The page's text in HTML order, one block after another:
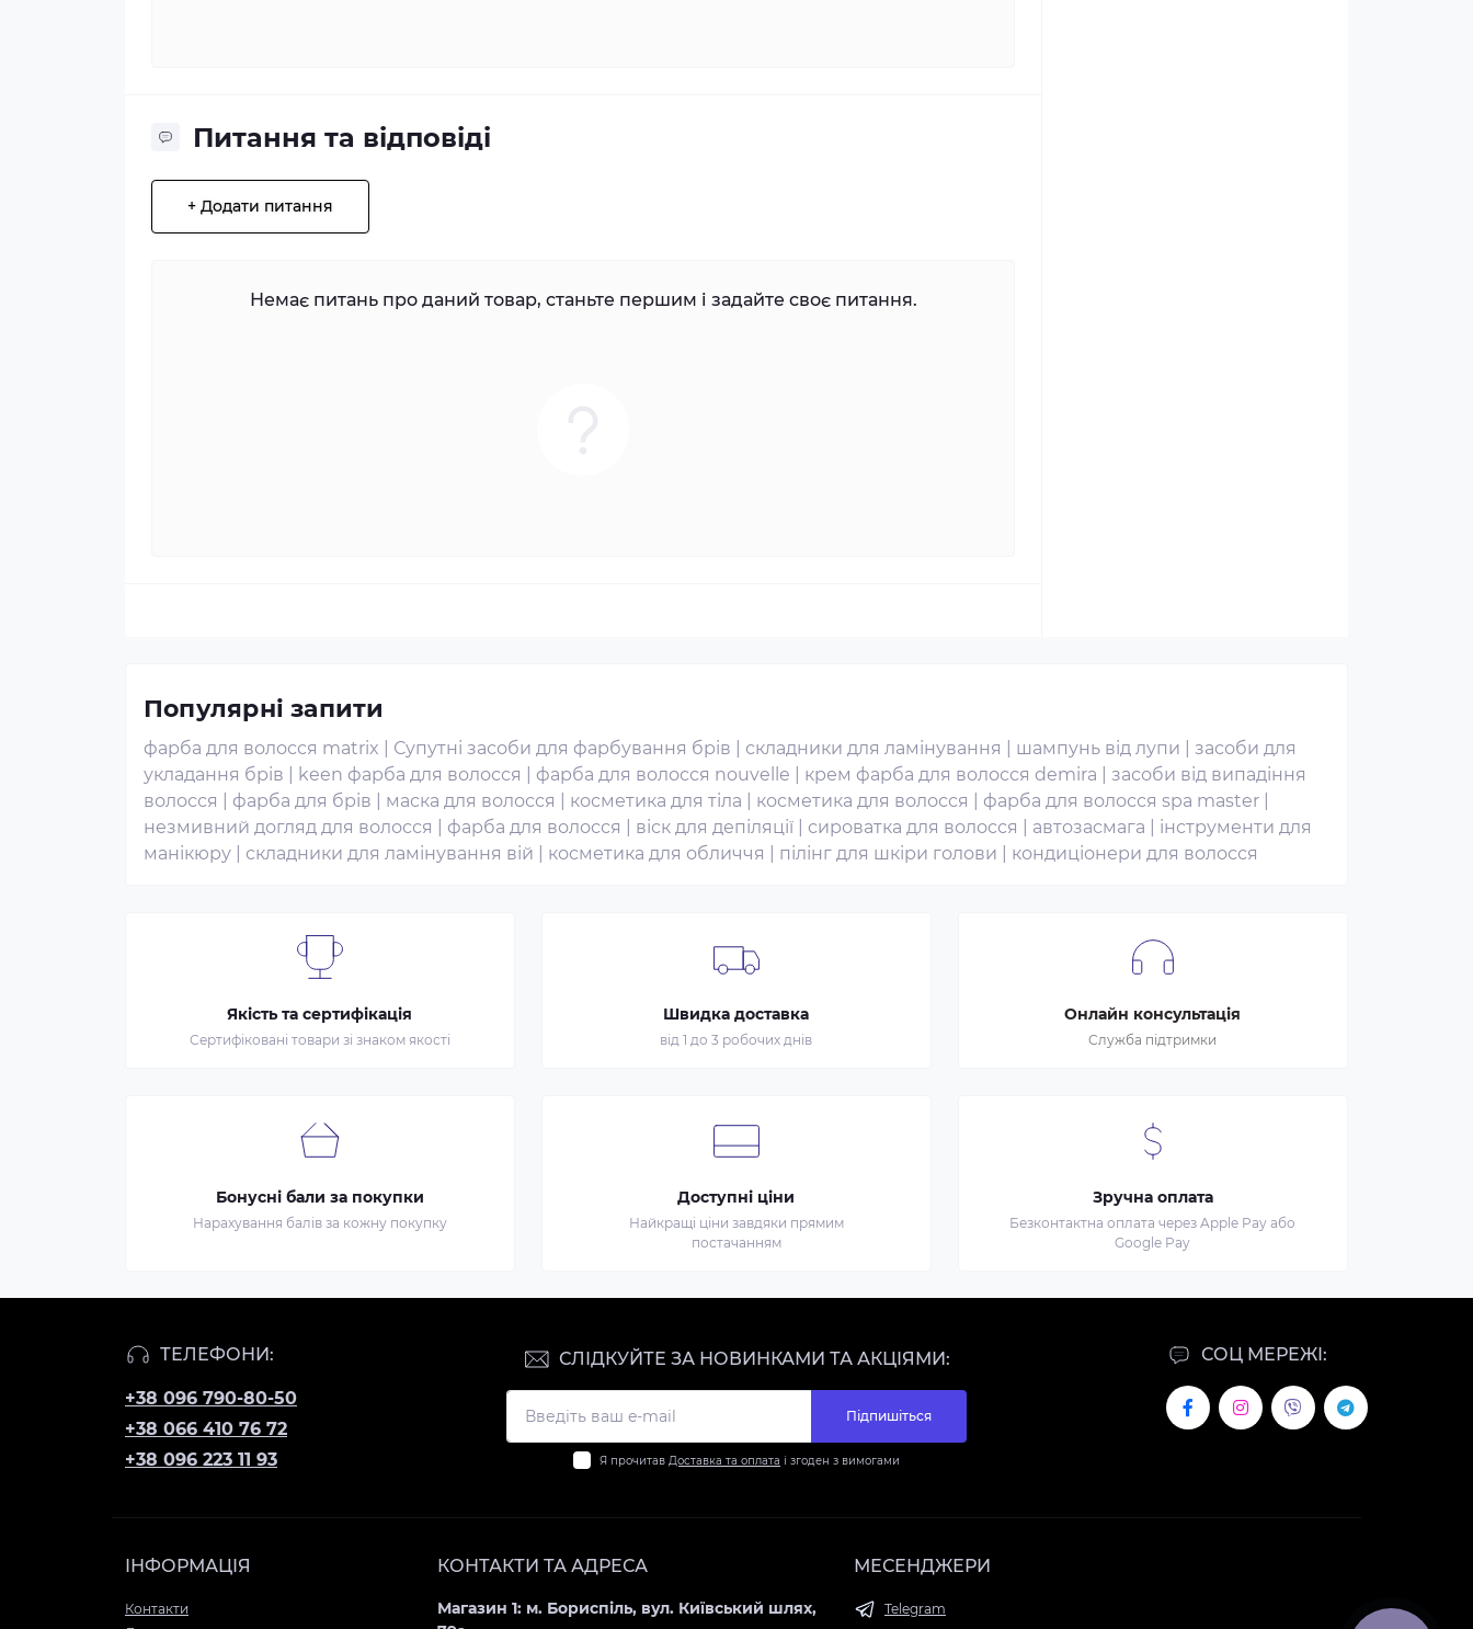
Питання та відповіді
+ Додати питання
Немає питань про даний товар, станьте першим і задайте своє питання.
Популярні запити
фарба для волосся matrix Супутні засоби для фарбування брів складники для ламінування шампунь від лупи
засоби для
укладання брів
keen фарба для волосся фарба для волосся nouvelle крем фарба для волосся demira
засоби від випадіння
волосся
фарба для брів маска для волосся косметика для тіла косметика для волосся фарба для волосся spa master
незмивний догляд для волосся
фарба для волосся віск для депіляції сироватка для волосся автозасмага
інструменти для
манікюру
складники для ламінування вій косметика для обличчя пілінг для шкіри голови кондиціонери для волосся
Якість та сертифікація
Сертифіковані товари зі знаком якості
Швидка доставка
від 1 до 3 робочих днів
Онлайн консультація
Служба підтримки
Бонусні бали за покупки
Нарахування балів за кожну покупку
Доступні ціни
Найкращі ціни завдяки прямим
постачанням
Зручна оплата
Безконтактна оплата через Apple Pay або
Google Pay
ТЕЛЕФОНИ:
+38 096 790-80-50
+38 066 410 76 72
+38 096 223 11 93
СОЦ МЕРЕЖІ:
СЛІДКУЙТЕ ЗА НОВИНКАМИ ТА АКЦІЯМИ:
Підпишіться
Я прочитав Доставка та оплата і згоден з вимогами
ІНФОРМАЦІЯ
Контакти
КОНТАКТИ ТА АДРЕСА
Магазин 1: м. Бориспіль, вул. Київський шлях,
МЕСЕНДЖЕРИ
Telegram